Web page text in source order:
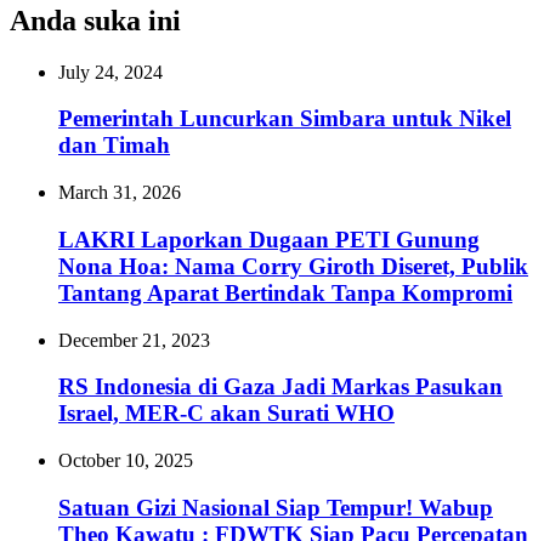
Anda suka ini
July 24, 2024
Pemerintah Luncurkan Simbara untuk Nikel
dan Timah
March 31, 2026
LAKRI Laporkan Dugaan PETI Gunung
Nona Hoa: Nama Corry Giroth Diseret, Publik
Tantang Aparat Bertindak Tanpa Kompromi
December 21, 2023
RS Indonesia di Gaza Jadi Markas Pasukan
Israel, MER-C akan Surati WHO
October 10, 2025
Satuan Gizi Nasional Siap Tempur! Wabup
Theo Kawatu : FDWTK Siap Pacu Percepatan